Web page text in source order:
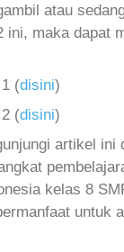
atau
maka dapat
(disini)
(disini)
artikel ini
kelas 8
untuk